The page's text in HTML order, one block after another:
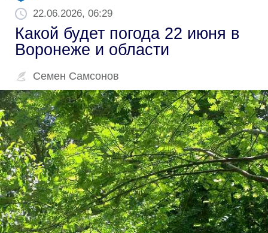
22.06.2026, 06:29
Какой будет погода 22 июня в
Воронеже и области
Семен Самсонов